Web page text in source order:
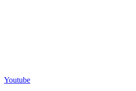
Youtube